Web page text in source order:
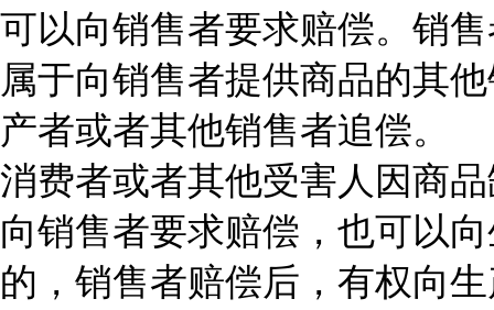
可以向销售者要求赔偿。销
属于向销售者提供商品的其
产者或者其他销售者追偿。
消费者或者其他受害人因商
向销售者要求赔偿，也可以
的，销售者赔偿后，有权向